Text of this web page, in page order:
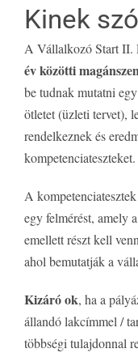
Kinek
A Vállalkozó Start II.
év közötti
be tudnak mutatni
ötletet (üzleti tervet),
rendelkeznek és
kompetenciateszteket.
A
egy felmérést, amely
emellett részt kell
ahol bemutatják a
Kizáró ok, ha a
állandó lakcímmel /
többségi tulajdonnal